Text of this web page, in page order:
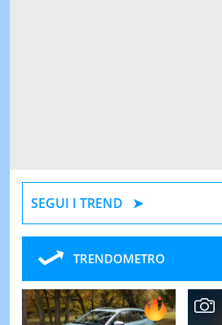
SEGUI I TREND
TRENDOMETRO